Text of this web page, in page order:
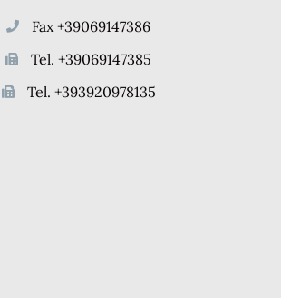
Fax +39069147386
Tel. +39069147385
Tel. +393920978135